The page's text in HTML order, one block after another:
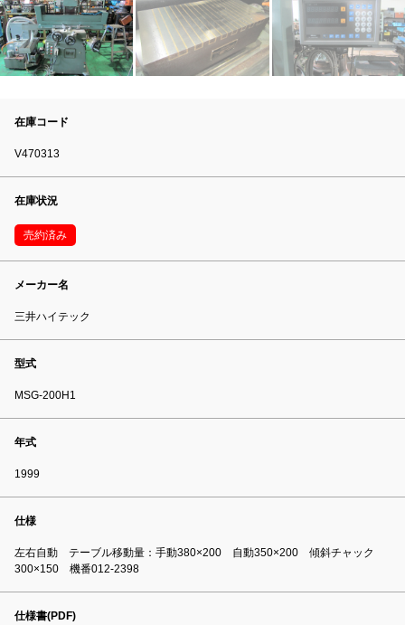
在庫コード
V470313
在庫状況
売約済み
メーカー名
三井ハイテック
型式
MSG-200H1
年式
1999
仕様
左右自動 テーブル移動量：手動380×200 自動350×200 傾斜チャック
300×150 機番012-2398
仕様書(PDF)